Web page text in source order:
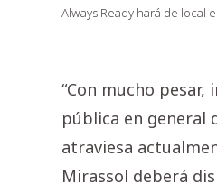
Always Ready hará de local
“Con mucho
pública en general
atraviesa
Mirassol deberá